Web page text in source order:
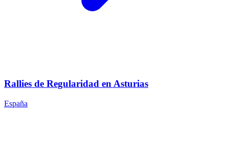
Rallies de Regularidad en Asturias
España